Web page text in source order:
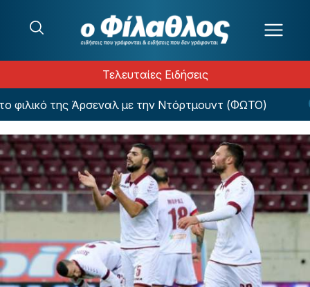
Τελευταίες Ειδήσεις
της Άρσεναλ με την Ντόρτμουντ (ΦΩΤΟ)